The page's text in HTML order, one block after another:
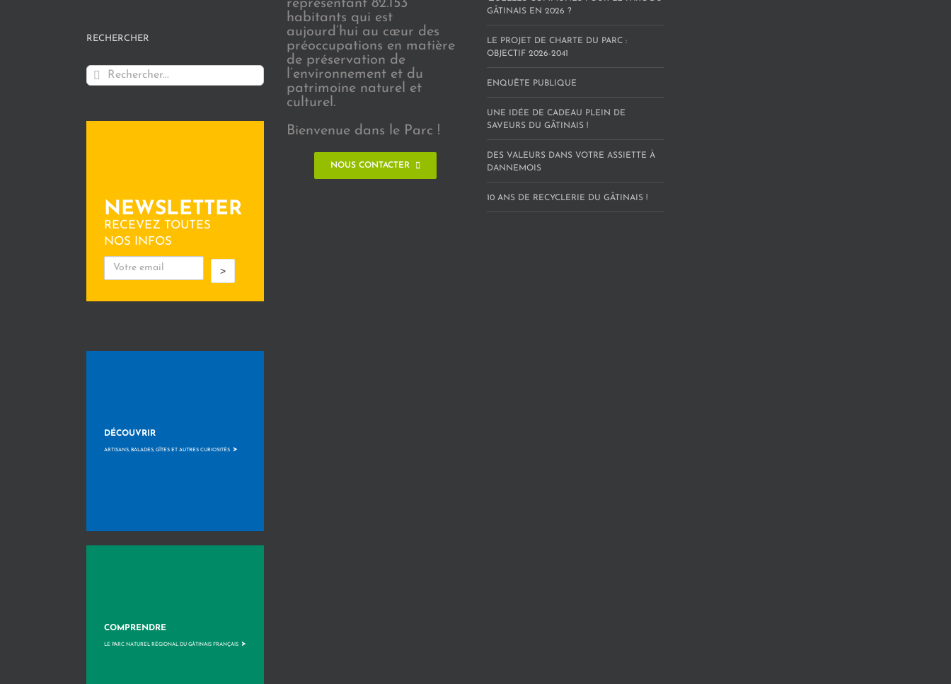
RECHERCHER
Rechercher:
NEWSLETTER
RECEVEZ TOUTES
NOS INFOS
>
DÉCOUVRIR
ARTISANS, BALADES, GÎTES ET AUTRES CURIOSITÉS >
COMPRENDRE
LE PARC NATUREL RÉGIONAL DU GÂTINAIS FRANÇAIS >
représentant 82.153
habitants qui est
aujourd’hui au cœur des
préoccupations en matière
de préservation de
l’environnement et du
patrimoine naturel et
culturel.
Bienvenue dans le Parc !
NOUS CONTACTER
GÂTINAIS EN 2026 ?
LE PROJET DE CHARTE DU PARC :
OBJECTIF 2026-2041
ENQUÊTE PUBLIQUE
UNE IDÉE DE CADEAU PLEIN DE
SAVEURS DU GÂTINAIS !
DES VALEURS DANS VOTRE ASSIETTE À
DANNEMOIS
10 ANS DE RECYCLERIE DU GÂTINAIS !